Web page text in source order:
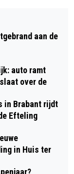
MET
aan de
auto ramt
over de
in Brabant rijdt
Efteling
in Huis ter